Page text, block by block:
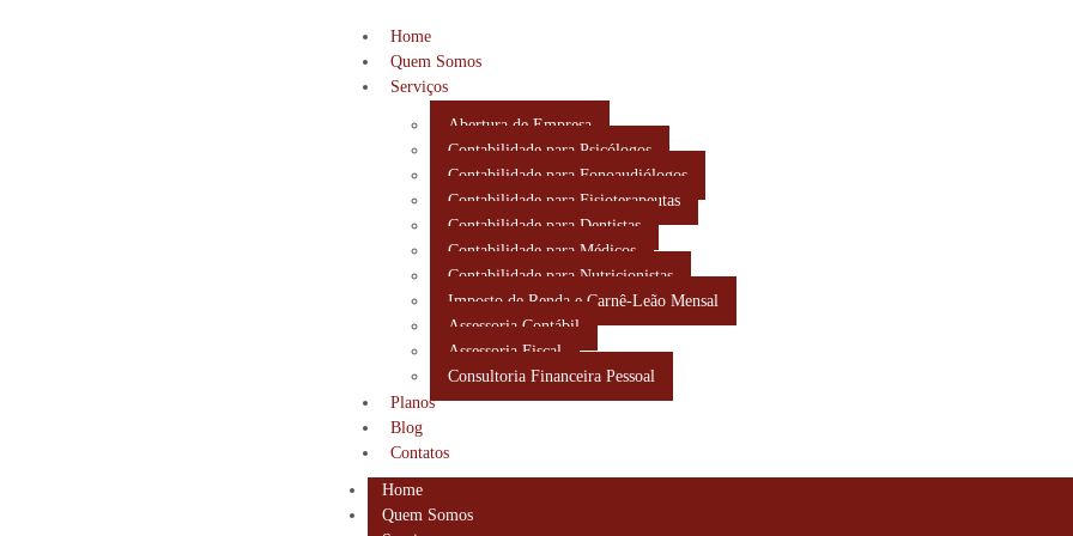
Home
Quem Somos
Serviços
Abertura de Empresa
Contabilidade para Psicólogos
Contabilidade para Fonoaudiólogos
Contabilidade para Fisioterapeutas
Contabilidade para Dentistas
Contabilidade para Médicos
Contabilidade para Nutricionistas
Imposto de Renda e Carnê-Leão Mensal
Assessoria Contábil
Assessoria Fiscal
Consultoria Financeira Pessoal
Planos
Blog
Contatos
Home
Quem Somos